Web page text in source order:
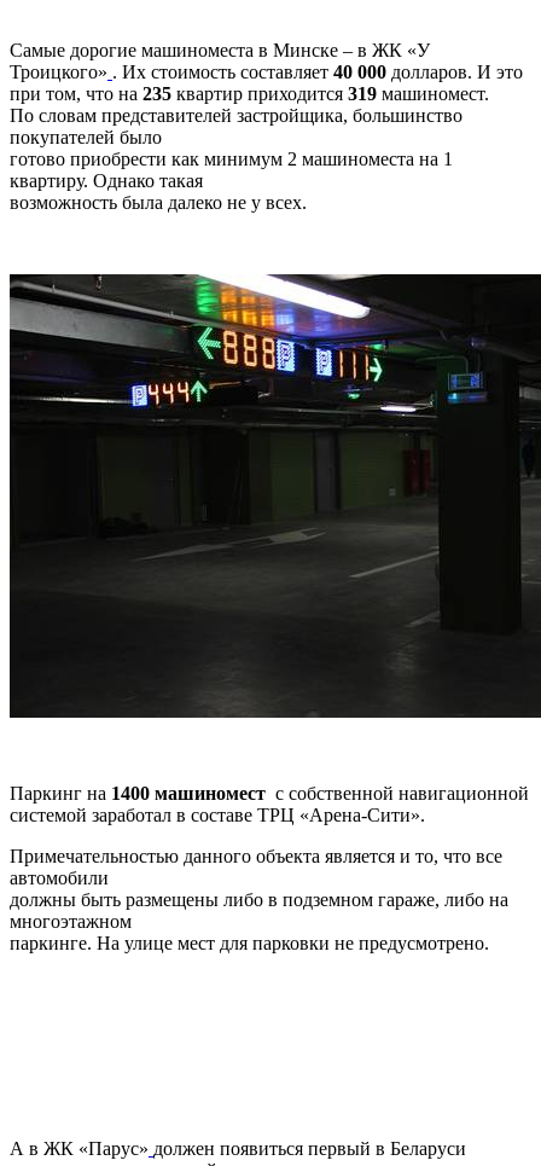
Самые дорогие машиноместа в Минске – в ЖК «У
Троицкого» . Их стоимость составляет 40 000 долларов. И это
при том, что на 235 квартир приходится 319 машиномест.
По словам представителей застройщика, большинство
покупателей было
готово приобрести как минимум 2 машиноместа на 1
квартиру. Однако такая
возможность была далеко не у всех.
Паркинг на 1400 машиномест с собственной навигационной
системой заработал в составе ТРЦ «Арена-Сити».
Примечательностью данного объекта является и то, что все
автомобили
должны быть размещены либо в подземном гараже, либо на
многоэтажном
паркинге. На улице мест для парковки не предусмотрено.
А в ЖК «Парус» должен появиться первый в Беларуси